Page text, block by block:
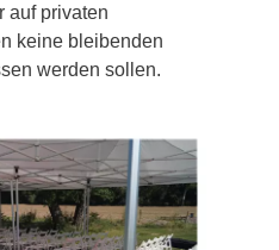
auf privaten
keine bleibenden
werden sollen.